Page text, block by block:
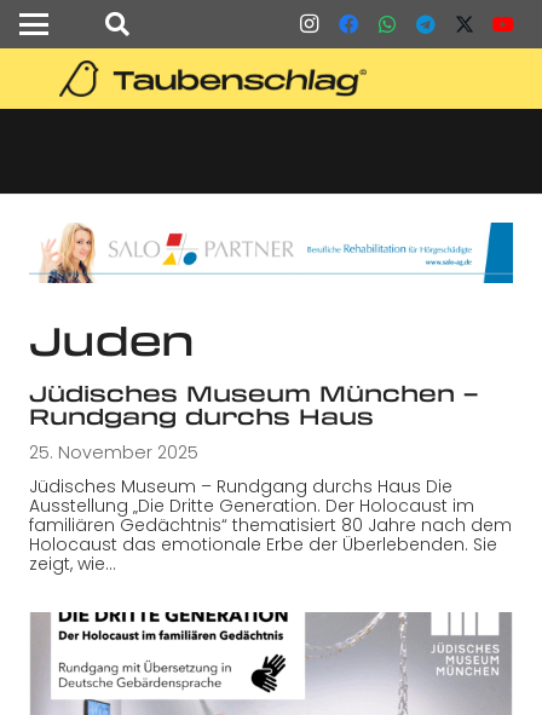
Juden
Jüdisches Museum München –
Rundgang durchs Haus
25. November 2025
Jüdisches Museum – Rundgang durchs Haus Die
Ausstellung „Die Dritte Generation. Der Holocaust im
familiären Gedächtnis“ thematisiert 80 Jahre nach dem
Holocaust das emotionale Erbe der Überlebenden. Sie
zeigt, wie…